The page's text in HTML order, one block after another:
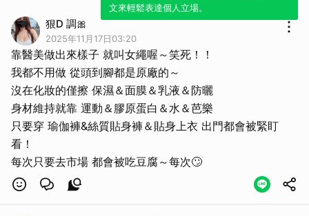
文來輕鬆表達個人立場。
狠D 調🎀
2025年11月17日03:20
靠醫美做出來樣子 就叫女繩喔～笑死！！
我都不用做 從頭到腳都是原廠的～
沒在化妝的僅擦 保濕＆面膜＆乳液＆防曬
身材維持就靠 運動＆膠原蛋白＆水＆芭樂
只要穿 瑜伽褲&絲質貼身褲＆貼身上衣 出門都會被緊盯
看！